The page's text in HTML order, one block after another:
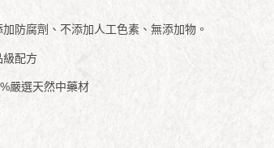
加防腐劑、不添加人工色素、無添加物。
級配方
嚴選天然中藥材